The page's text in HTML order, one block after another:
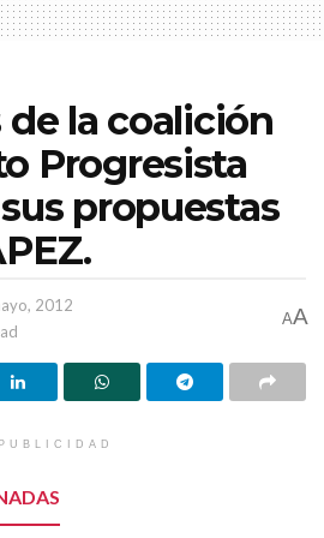
de Protección Civil y Bomberos
la coalición
Progresista
propuestas
2012
AA
PUBLICIDAD